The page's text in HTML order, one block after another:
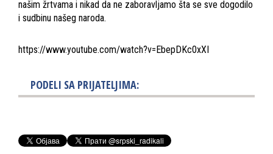
našim žrtvama i nikad da ne zaboravljamo šta se sve dogodilo
i sudbinu našeg naroda.
https://www.youtube.com/watch?v=EbepDKc0xXI
PODELI SA PRIJATELJIMA: